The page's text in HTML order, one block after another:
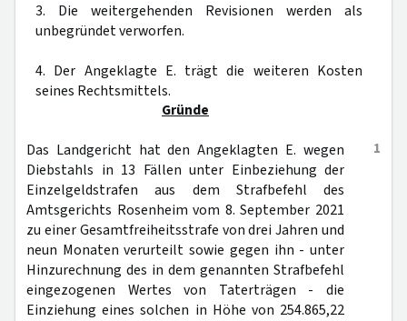
3. Die weitergehenden Revisionen werden als
unbegründet verworfen.
4. Der Angeklagte E. trägt die weiteren Kosten
seines Rechtsmittels.
Gründe
1
Das Landgericht hat den Angeklagten E. wegen
Diebstahls in 13 Fällen unter Einbeziehung der
Einzelgeldstrafen aus dem Strafbefehl des
Amtsgerichts Rosenheim vom 8. September 2021
zu einer Gesamtfreiheitsstrafe von drei Jahren und
neun Monaten verurteilt sowie gegen ihn - unter
Hinzurechnung des in dem genannten Strafbefehl
eingezogenen Wertes von Taterträgen - die
Einziehung eines solchen in Höhe von 254.865,22